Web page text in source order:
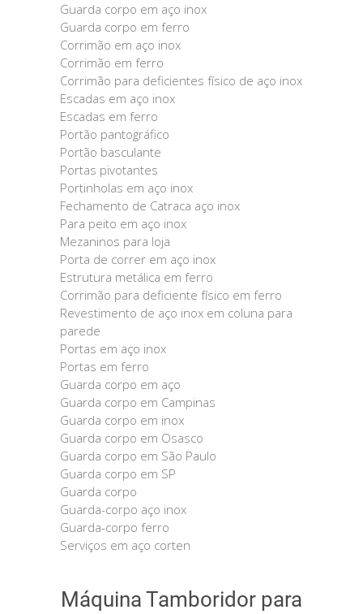
Guarda corpo em aço inox
Guarda corpo em ferro
Corrimão em aço inox
Corrimão em ferro
Corrimão para deficientes físico de aço inox
Escadas em aço inox
Escadas em ferro
Portão pantográfico
Portão basculante
Portas pivotantes
Portinholas em aço inox
Fechamento de Catraca aço inox
Para peito em aço inox
Mezaninos para loja
Porta de correr em aço inox
Estrutura metálica em ferro
Corrimão para deficiente físico em ferro
Revestimento de aço inox em coluna para
parede
Portas em aço inox
Portas em ferro
Guarda corpo em aço
Guarda corpo em Campinas
Guarda corpo em inox
Guarda corpo em Osasco
Guarda corpo em São Paulo
Guarda corpo em SP
Guarda corpo
Guarda-corpo aço inox
Guarda-corpo ferro
Serviços em aço corten
Máquina Tamboridor para